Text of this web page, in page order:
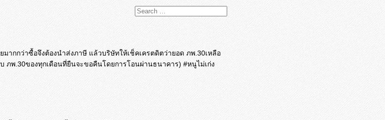
มากกว่าซื้อจึงต้องนำส่งภาษี แล้วบริษัทให้เช็คเครตดิตว่ายอด ภพ.30เหลือ
ภพ.30ของทุกเดือนที่ยืนจะขอคืนโดยการโอนผ่านธนาคาร) #หนูไม่เก่ง